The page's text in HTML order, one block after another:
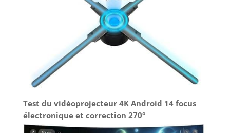
Test du vidéoprojecteur 4K Android 14 focus
électronique et correction 270°